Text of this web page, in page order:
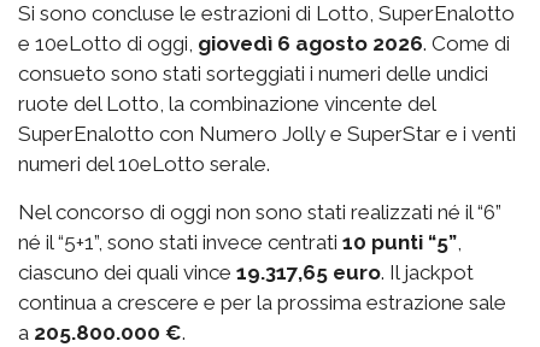
Si sono concluse le estrazioni di Lotto, SuperEnalotto
e 10eLotto di oggi, giovedì 6 agosto 2026. Come di
consueto sono stati sorteggiati i numeri delle undici
ruote del Lotto, la combinazione vincente del
SuperEnalotto con Numero Jolly e SuperStar e i venti
numeri del 10eLotto serale.
Nel concorso di oggi non sono stati realizzati né il “6”
né il “5+1”, sono stati invece centrati 10 punti “5”,
ciascuno dei quali vince 19.317,65 euro. Il jackpot
continua a crescere e per la prossima estrazione sale
a 205.800.000 €.